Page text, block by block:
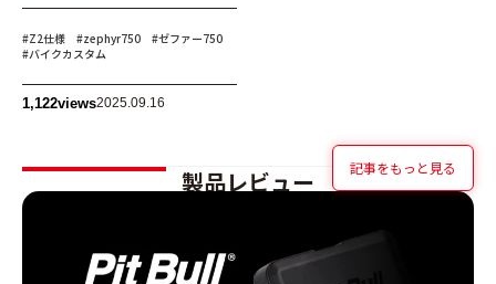
#Z2仕様 #zephyr750
#ゼファー750
#バイクカスタム
1,122views2025.09.16
製品レビュー 記事をもっと見る